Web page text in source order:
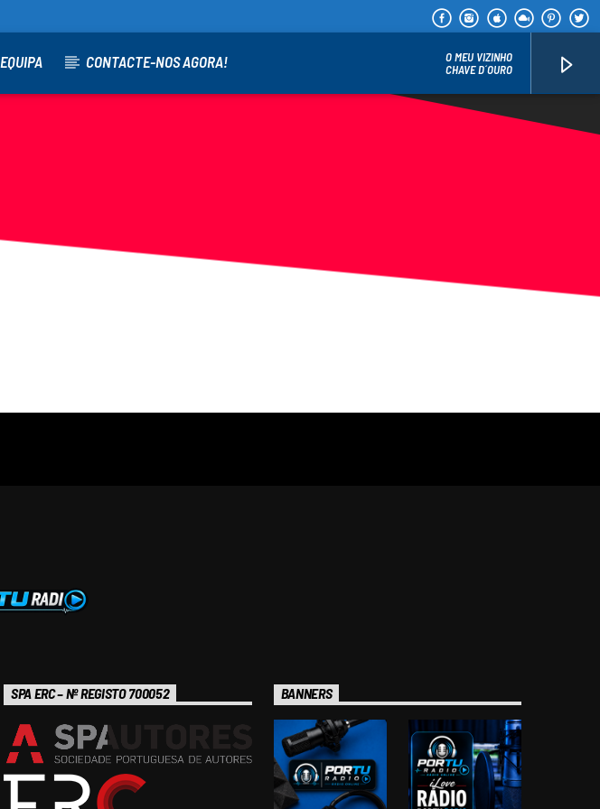
EQUIPA CONTACTE-NOS AGORA!
O MEU VIZINHO
CHAVE D´OURO
SPA ERC – Nº REGISTO 700052 BANNERS